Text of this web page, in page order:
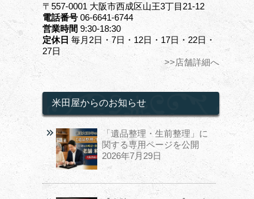
〒557-0001 大阪市西成区山王3丁目21-12
電話番号 06-6641-6744
営業時間 9:30-18:30
定休日 毎月2日・7日・12日・17日・22日・
27日
>>店舗詳細へ
米田屋からのお知らせ
「遺品整理・生前整理」に
関する専用ページを公開
2026年7月29日